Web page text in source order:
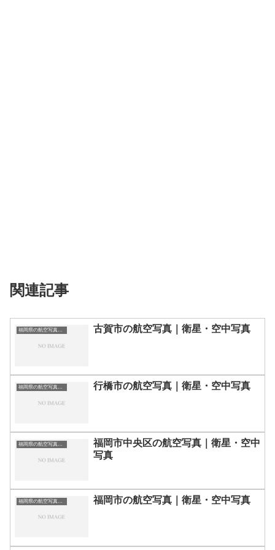
関連記事
福岡県の航空写真・空中写真 古賀市の航空写真｜衛星・空中写真
福岡県の航空写真・空中写真 行橋市の航空写真｜衛星・空中写真
福岡県の航空写真・空中写真
福岡市中央区の航空写真｜衛星・空中
写真
福岡県の航空写真・空中写真 福岡市の航空写真｜衛星・空中写真